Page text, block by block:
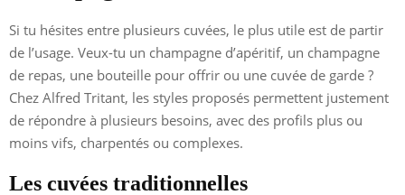
Si tu hésites entre plusieurs cuvées, le plus utile est de partir
de l’usage. Veux-tu un champagne d’apéritif, un champagne
de repas, une bouteille pour offrir ou une cuvée de garde ?
Chez Alfred Tritant, les styles proposés permettent justement
de répondre à plusieurs besoins, avec des profils plus ou
moins vifs, charpentés ou complexes.
Les cuvées traditionnelles